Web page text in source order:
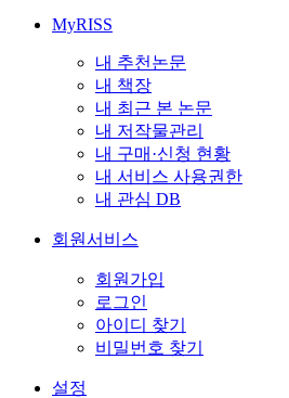
MyRISS
내 추천논문
내 책장
내 최근 본 논문
내 저작물관리
내 구매·신청 현황
내 서비스 사용권한
내 관심 DB
회원서비스
회원가입
로그인
아이디 찾기
비밀번호 찾기
설정